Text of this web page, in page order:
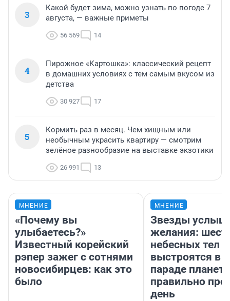
3
Какой будет зима, можно узнать по погоде 7
августа, — важные приметы
56 569 14
4
Пирожное «Картошка»: классический рецепт
в домашних условиях с тем самым вкусом из
детства
30 927 17
5
Кормить раз в месяц. Чем хищным или
необычным украсить квартиру — смотрим
зелёное разнообразие на выставке экзотики
26 991 13
МНЕНИЕ
«Почему вы
улыбаетесь?»
Известный корейский
рэпер зажег с сотнями
новосибирцев: как это
было
МНЕНИЕ
Звезды
желания:
небесных тел
выстроятся в
параде планет
правильно
день